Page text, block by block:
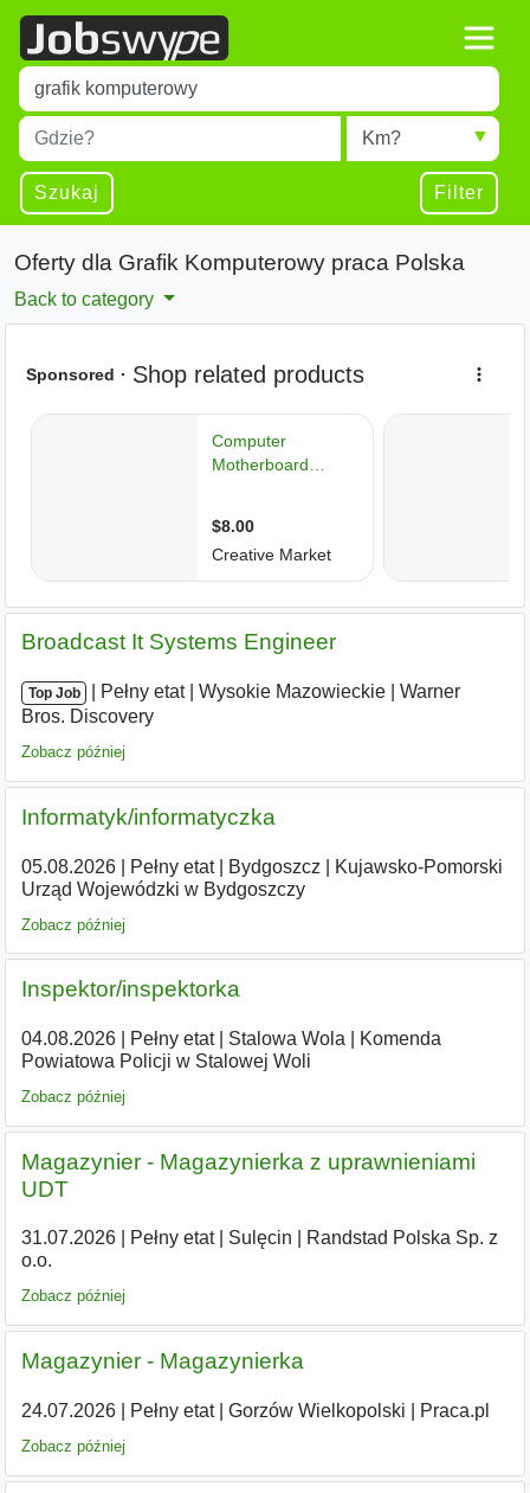
Title
Type 1 or more characters for results.
Miejscowość
Type 1 or more characters for results.
Radius
Szukaj Filter
Oferty dla Grafik Komputerowy praca Polska
Back to category
Broadcast It Systems Engineer
Top Job Pełny etat| Wysokie Mazowieckie
Warner
Bros. Discovery
Zobacz później
Informatyk/informatyczka
05.08.2026| Pełny etat| Bydgoszcz
Kujawsko-Pomorski
Urząd Wojewódzki w Bydgoszczy
Zobacz później
Inspektor/inspektorka
04.08.2026| Pełny etat| Stalowa Wola
Komenda
Powiatowa Policji w Stalowej Woli
Zobacz później
Magazynier - Magazynierka z uprawnieniami
UDT
31.07.2026| Pełny etat| Sulęcin
Randstad Polska Sp. z
o.o.
Zobacz później
Magazynier - Magazynierka
24.07.2026| Pełny etat| Gorzów Wielkopolski Praca.pl
Zobacz później